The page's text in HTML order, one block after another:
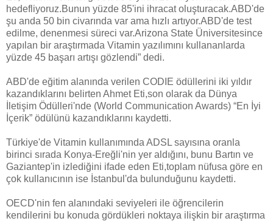
hedefliyoruz.Bunun yüzde 85'ini ihracat oluşturacak.ABD'de
şu anda 50 bin civarında var ama hızlı artıyor.ABD'de test
edilme, denenmesi süreci var.Arizona State Üniversitesince
yapılan bir araştırmada Vitamin yazılımını kullananlarda
yüzde 45 başarı artışı gözlendi” dedi.
ABD'de eğitim alanında verilen CODIE ödüllerini iki yıldır
kazandıklarını belirten Ahmet Eti,son olarak da Dünya
İletişim Ödülleri'nde (World Communication Awards) “En İyi
İçerik” ödülünü kazandıklarını kaydetti.
Türkiye'de Vitamin kullanımında ADSL sayısına oranla
birinci sırada Konya-Ereğli'nin yer aldığını, bunu Bartın ve
Gaziantep'in izlediğini ifade eden Eti,toplam nüfusa göre en
çok kullanıcının ise İstanbul'da bulunduğunu kaydetti.
OECD'nin fen alanındaki seviyeleri ile öğrencilerin
kendilerini bu konuda gördükleri noktaya ilişkin bir araştırma